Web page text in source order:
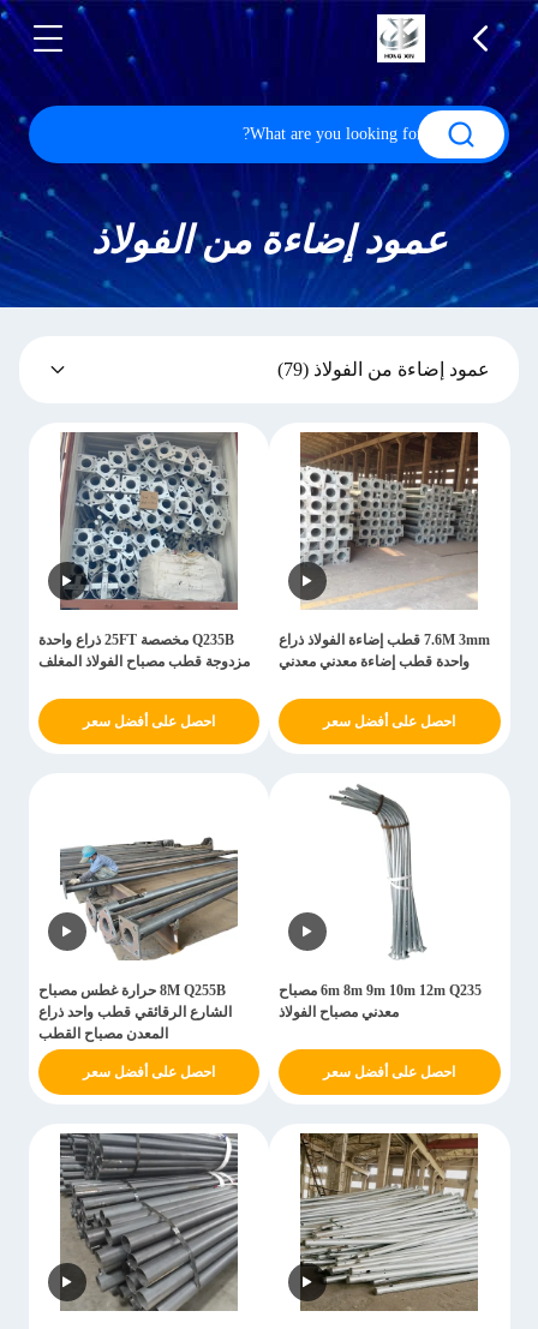
عمود إضاءة من الفولاذ
عمود إضاءة من الفولاذ (79)
7.6M 3mm قطب إضاءة الفولاذ ذراع
واحدة قطب إضاءة معدني معدني
احصل على أفضل سعر
Q235B مخصصة 25FT ذراع واحدة
مزدوجة قطب مصباح الفولاذ المغلف
احصل على أفضل سعر
6m 8m 9m 10m 12m Q235 مصباح
معدني مصباح الفولاذ
احصل على أفضل سعر
8M Q255B حرارة غطس مصباح
الشارع الرقائقي قطب واحد ذراع
المعدن مصباح القطب
احصل على أفضل سعر